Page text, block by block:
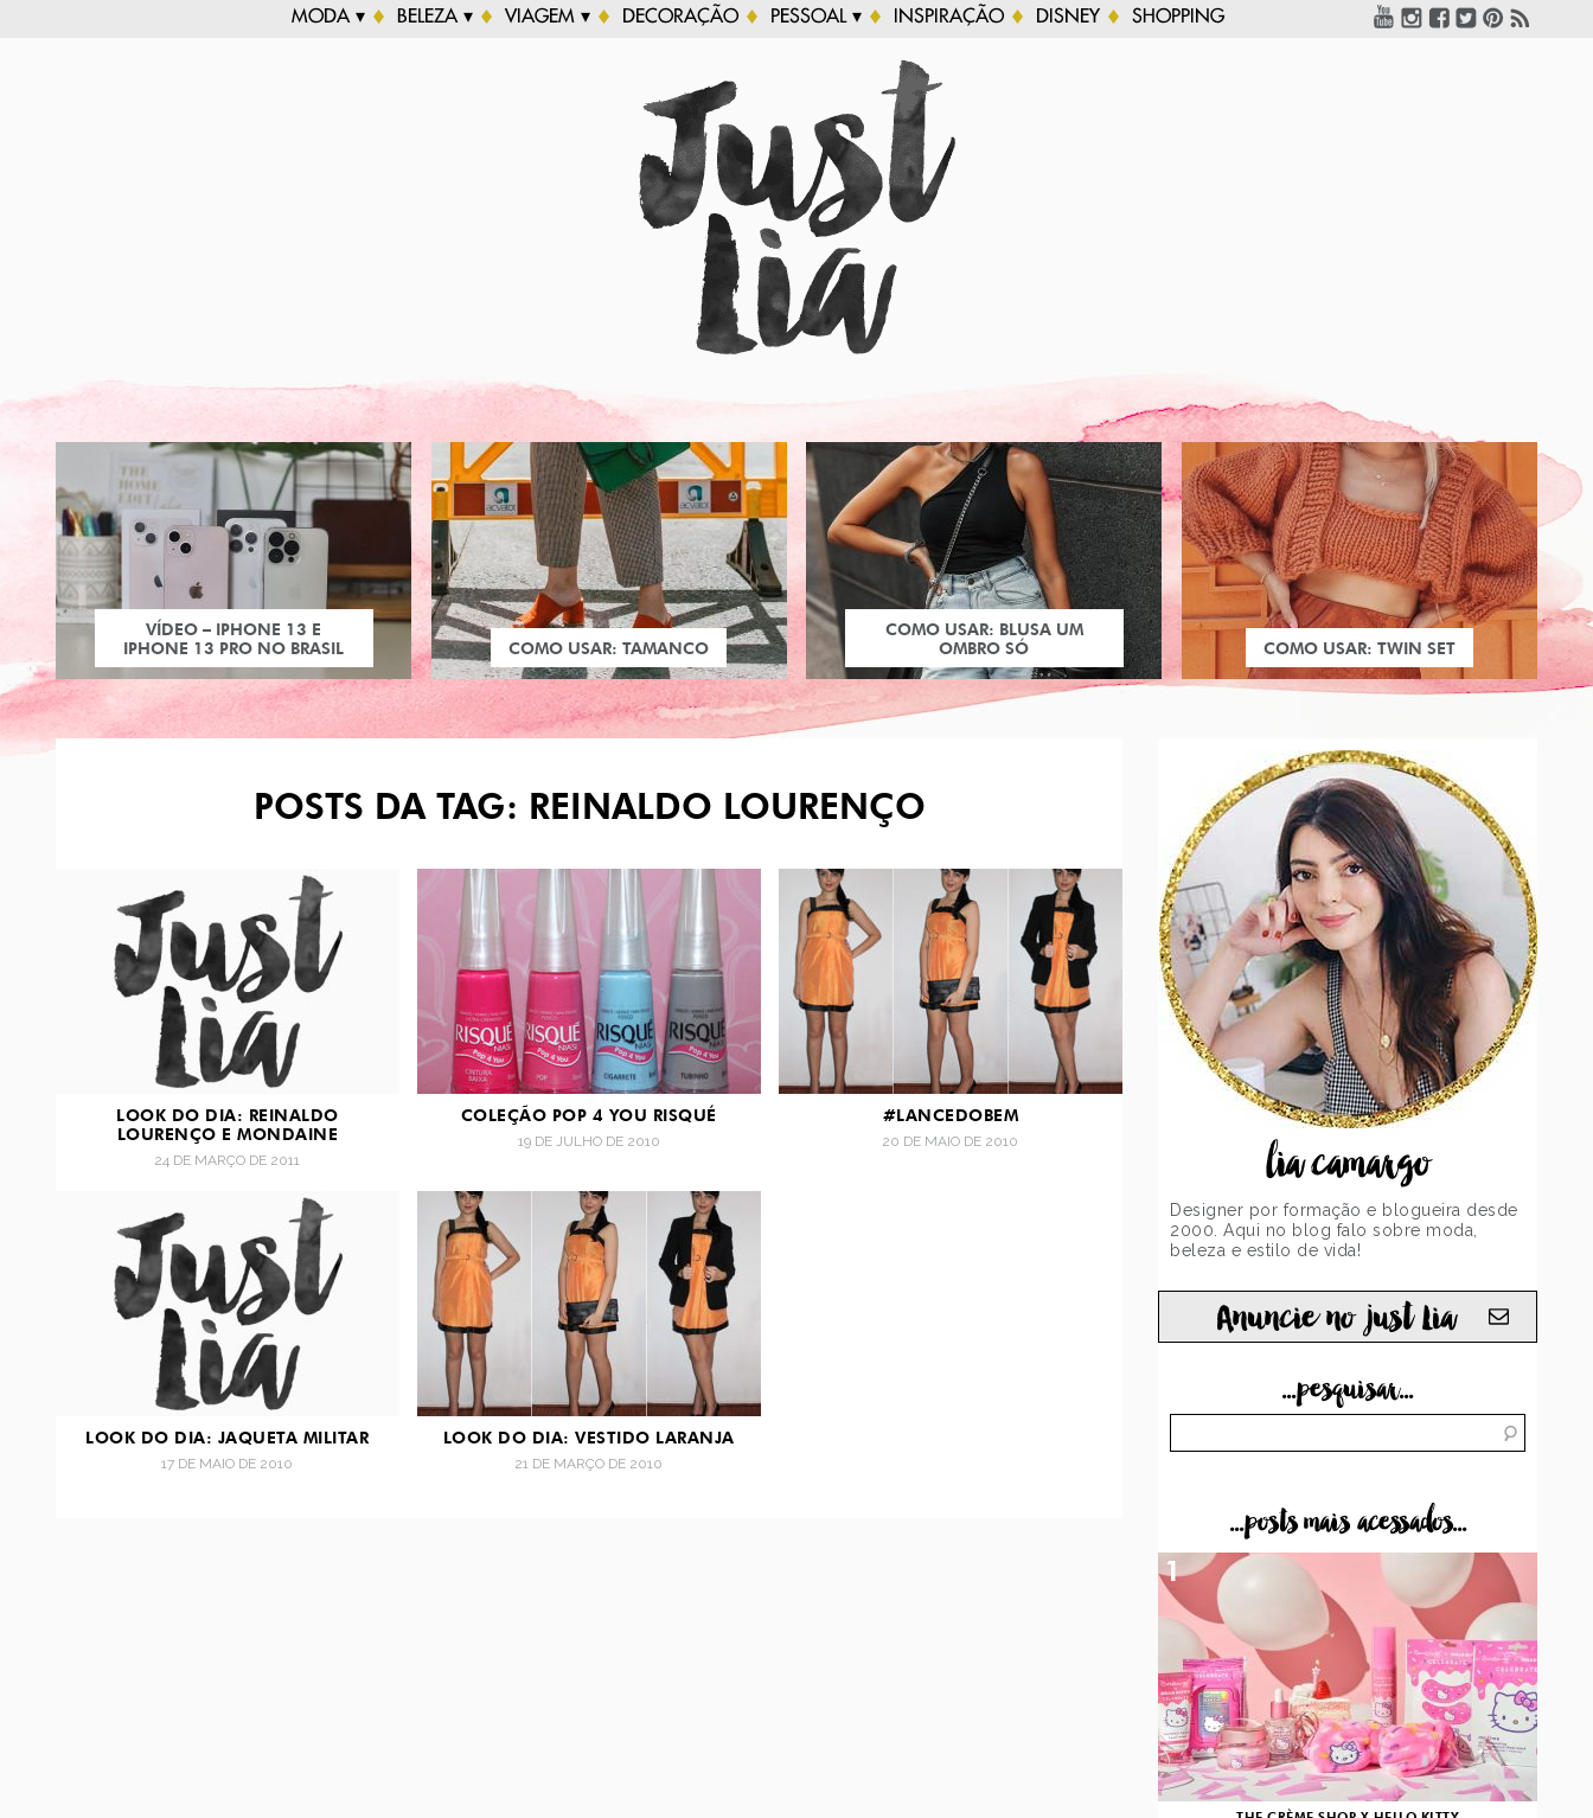
MODA ▾ BELEZA ▾ VIAGEM ▾ DECORAÇÃO PESSOAL ▾ INSPIRAÇÃO DISNEY SHOPPING
VÍDEO – IPHONE 13 E
IPHONE 13 PRO NO BRASIL
COMO USAR: TAMANCO
COMO USAR: BLUSA UM
OMBRO SÓ
COMO USAR: TWIN SET
POSTS DA TAG: REINALDO LOURENÇO
LOOK DO DIA: REINALDO
LOURENÇO E MONDAINE
24 DE MARÇO DE 2011
COLEÇÃO POP 4 YOU RISQUÉ
19 DE JULHO DE 2010
#LANCEDOBEM
20 DE MAIO DE 2010
LOOK DO DIA: JAQUETA MILITAR
17 DE MAIO DE 2010
LOOK DO DIA: VESTIDO LARANJA
21 DE MARÇO DE 2010
lia camargo
Designer por formação e blogueira desde
2000. Aqui no blog falo sobre moda,
beleza e estilo de vida!
Anuncie no just Lia
...pesquisar...
...posts mais acessados...
1